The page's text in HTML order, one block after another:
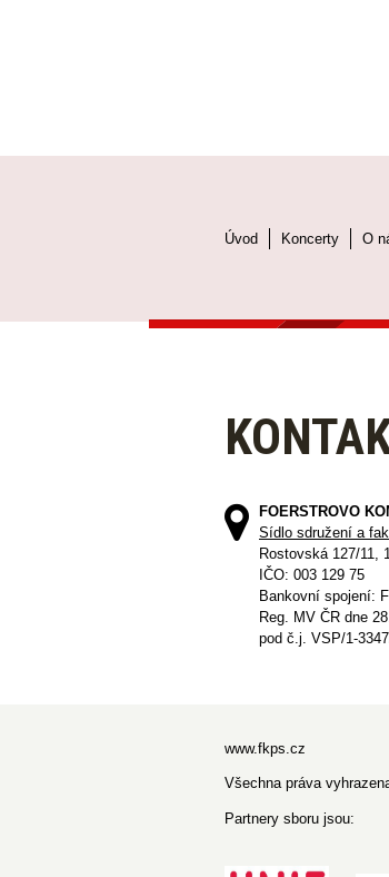
Úvod Koncerty O
FOERSTROVO
Sídlo sdružení a
Rostovská 127/11,
IČO: 003 129 75
Bankovní spojení:
Reg. MV ČR dne
pod č.j. VSP/1-
www.fkps.cz
Všechna práva
Partnery sboru jsou: